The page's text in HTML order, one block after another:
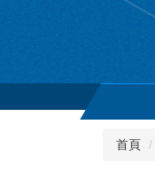
內
首頁